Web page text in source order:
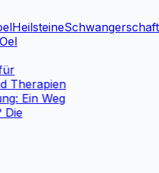
Heilsteine
Therapien
Ein Weg